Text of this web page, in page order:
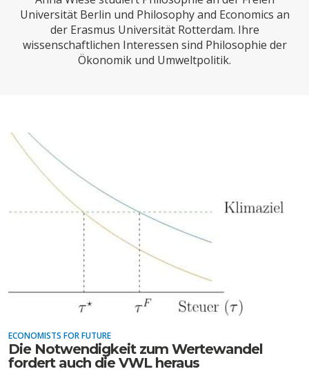
SUCHE
ABO/LOGIN
ECONOMISTS FOR FUTURE
DEUTSCHLAND
Universität Berlin und Philosophy and Economics an
der Erasmus Universität Rotterdam. Ihre
wissenschaftlichen Interessen sind Philosophie der
Ökonomik und Umweltpolitik.
ECONOMISTS FOR FUTURE
Die Notwendigkeit zum Wertewandel
fordert auch die VWL heraus